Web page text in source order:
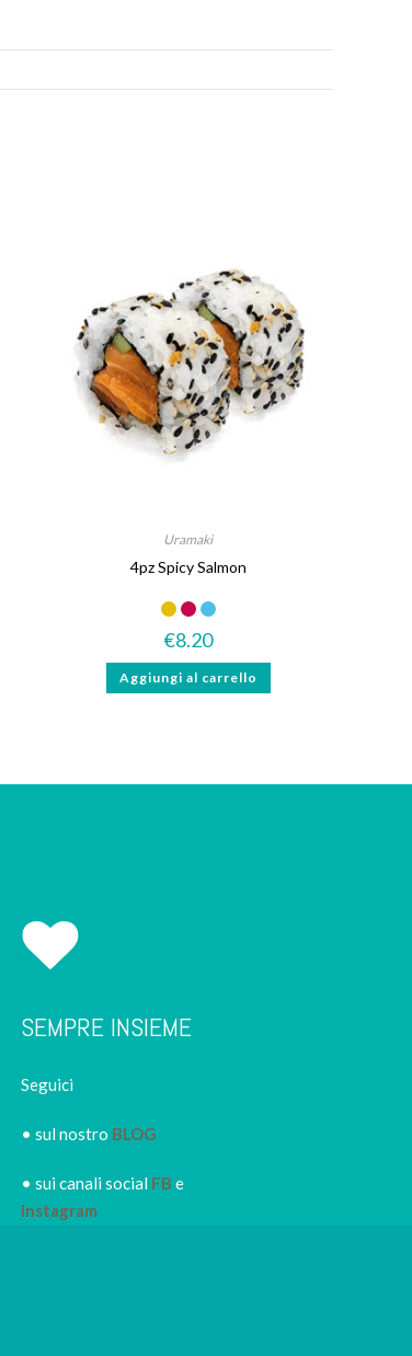
Uramaki
4pz Spicy Salmon
€8.20
Aggiungi al carrello
SEMPRE INSIEME
Seguici
• sul nostro BLOG
• sui canali social FB e
Instagram